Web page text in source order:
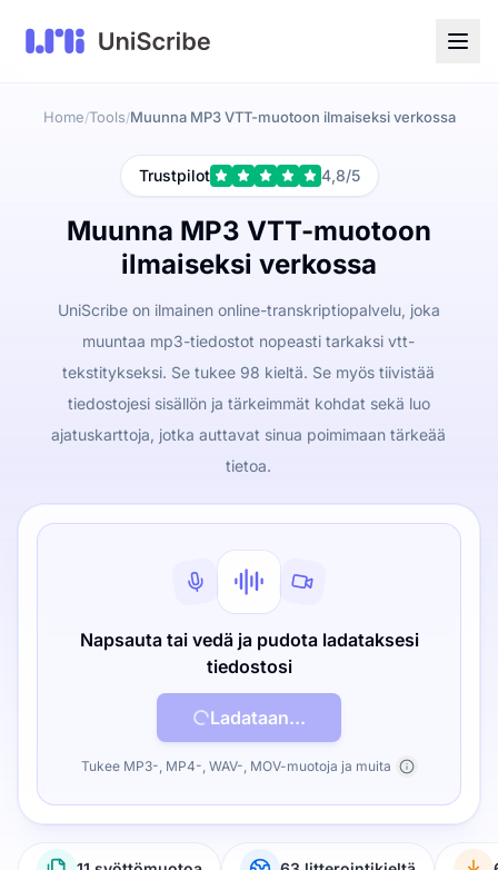
Home/Tools/Muunna MP3 VTT-muotoon ilmaiseksi verkossa
Trustpilot 4,8/5
Muunna MP3 VTT-muotoon
ilmaiseksi verkossa
UniScribe on ilmainen online-transkriptiopalvelu, joka
muuntaa mp3-tiedostot nopeasti tarkaksi vtt-
tekstitykseksi. Se tukee 98 kieltä. Se myös tiivistää
tiedostojesi sisällön ja tärkeimmät kohdat sekä luo
ajatuskarttoja, jotka auttavat sinua poimimaan tärkeää
tietoa.
Napsauta tai vedä ja pudota ladataksesi
tiedostosi
Ladataan...
Tukee MP3-, MP4-, WAV-, MOV-muotoja ja muita